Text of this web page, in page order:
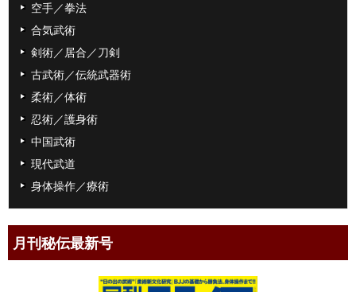
空手／拳法
合気武術
剣術／居合／刀剣
古武術／伝統武器術
柔術／体術
忍術／護身術
中国武術
現代武道
身体操作／療術
月刊秘伝最新号